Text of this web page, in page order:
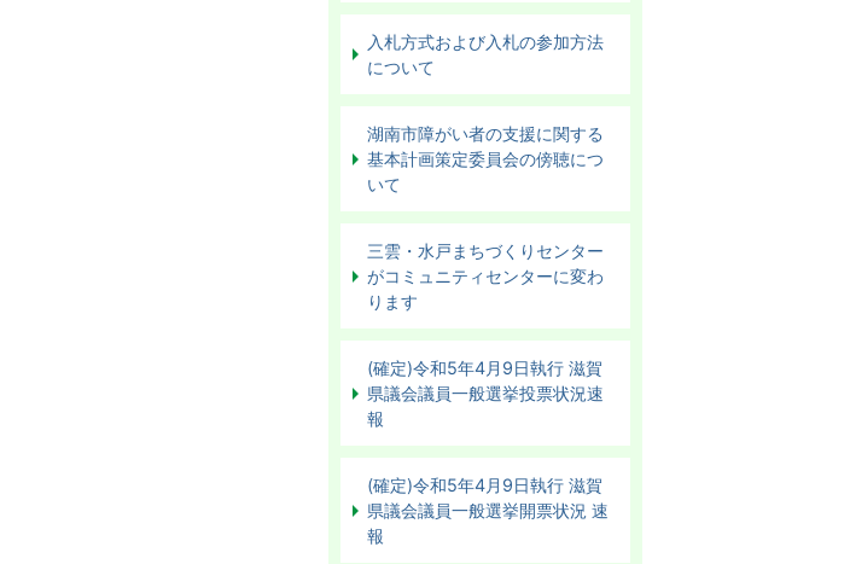
入札方式および入札の参加方法
について
湖南市障がい者の支援に関する
基本計画策定委員会の傍聴につ
いて
三雲・水戸まちづくりセンター
がコミュニティセンターに変わ
ります
(確定)令和5年4月9日執行 滋賀
県議会議員一般選挙投票状況速
報
(確定)令和5年4月9日執行 滋賀
県議会議員一般選挙開票状況 速
報